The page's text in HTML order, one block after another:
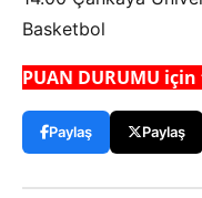
Basketbol
PUAN DURUMU için
Paylaş Paylaş